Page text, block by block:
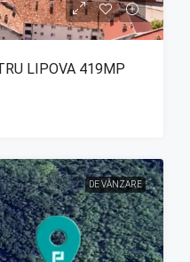
LIPOVA 419MP
DE VÂNZARE